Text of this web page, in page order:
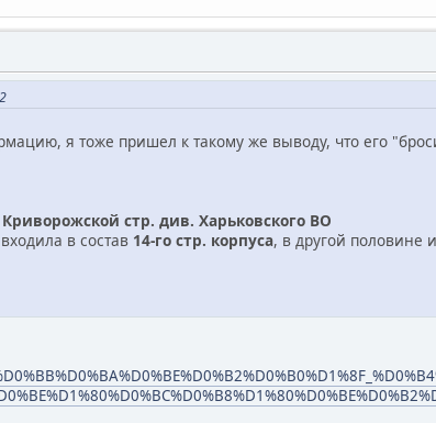
я тоже пришел к такому же выводу, что его
Криворожской стр. див. Харьковского ВО
в состав 14-го стр. корпуса, в другой половине